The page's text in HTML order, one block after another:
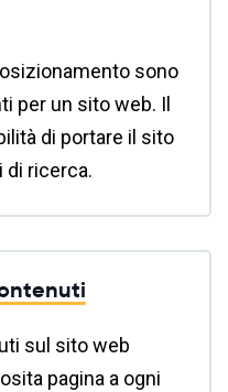
sono
per un sito web. Il
di portare il sito
di ricerca.
sul sito web
pagina a ogni